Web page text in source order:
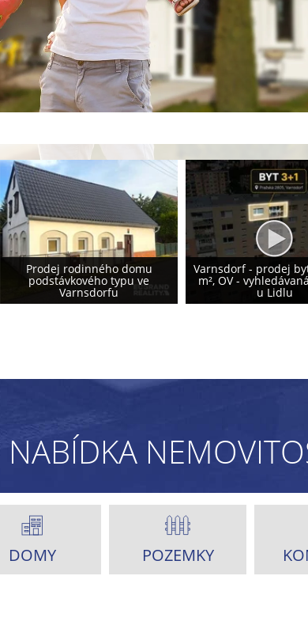
Varnsdorf - prodej bytu 3+1 70
m², OV - vyhledávaná lokalita
u Lidlu
Prodej rodinného
m², Krásná Lípa -
fotovoltaika 8,2
CENA!!!!
NABÍDKA
DOMY POZEMKY